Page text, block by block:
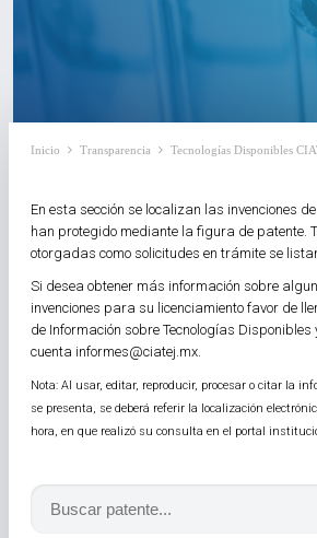
Inicio Transparencia Tecnologías Disponibles
En esta sección se localizan las invenciones
han protegido mediante la figura de patente.
otorgadas como solicitudes en trámite se
Si desea obtener más información sobre
invenciones para su licenciamiento favor de
de Información sobre Tecnologías Disponibles
cuenta informes@ciatej.mx.
Nota: Al usar, editar, reproducir, procesar o citar la
se presenta, se deberá referir la localización
hora, en que realizó su consulta en el portal